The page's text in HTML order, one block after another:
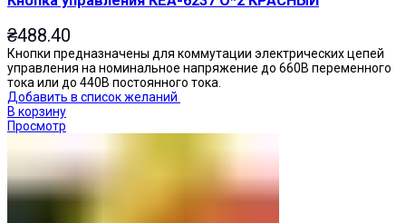
₴488.40
Кнопки предназначены для коммутации электрических цепей
управления на номинальное напряжение до 660В переменного
тока или до 440В постоянного тока.
Добавить в список желаний
В корзину
Просмотр